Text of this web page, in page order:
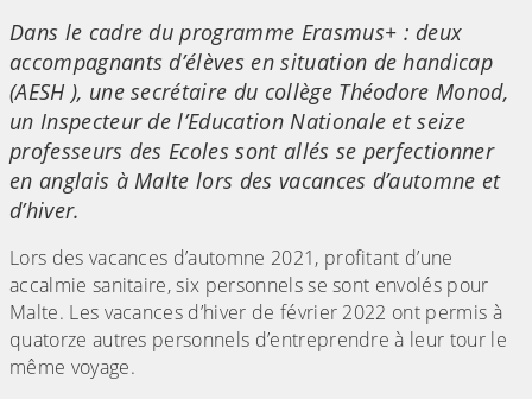
Dans le cadre du programme Erasmus+ : deux
accompagnants d’élèves en situation de handicap
(AESH ), une secrétaire du collège Théodore Monod,
un Inspecteur de l’Education Nationale et seize
professeurs des Ecoles sont allés se perfectionner
en anglais à Malte lors des vacances d’automne et
d’hiver.
Lors des vacances d’automne 2021, profitant d’une
accalmie sanitaire, six personnels se sont envolés pour
Malte. Les vacances d’hiver de février 2022 ont permis à
quatorze autres personnels d’entreprendre à leur tour le
même voyage.